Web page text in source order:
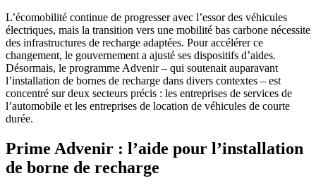
L’écomobilité continue de progresser avec l’essor des véhicules
électriques, mais la transition vers une mobilité bas carbone nécessite
des infrastructures de recharge adaptées. Pour accélérer ce
changement, le gouvernement a ajusté ses dispositifs d’aides.
Désormais, le programme Advenir – qui soutenait auparavant
l’installation de bornes de recharge dans divers contextes – est
concentré sur deux secteurs précis : les entreprises de services de
l’automobile et les entreprises de location de véhicules de courte
durée.
Prime Advenir : l’aide pour l’installation
de borne de recharge